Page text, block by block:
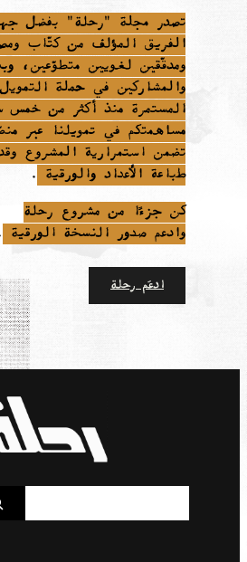
تصدر مجلة "رحلة" بفضل
الفريق المؤلف من كتّاب
ومدقّقين لغويين متطوّعين،
والمشاركين في حملة
المستمرة منذ أكثر من
مساهمتكم في تمويلنا عبر
تضمن استمرارية المشروع
طباعة الأعداد والورقية
.
كن جزءًا من مشروع رحلة
وادعم صدور النسخة الورقية
ادعَم رحلة